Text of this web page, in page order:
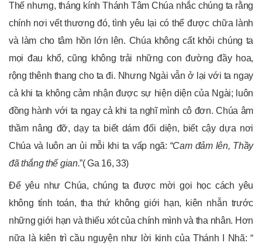
Thế nhưng, tháng kính Thánh Tâm Chúa nhắc chúng ta rằng
chính nơi vết thương đó, tình yêu lại có thể được chữa lành
và làm cho tâm hồn lớn lên. Chúa không cất khỏi chúng ta
mọi đau khổ, cũng không trải những con đường đầy hoa,
rộng thênh thang cho ta đi. Nhưng Ngài vẫn ở lại với ta ngay
cả khi ta không cảm nhận được sự hiện diện của Ngài; luôn
đồng hành với ta ngay cả khi ta nghĩ mình cô đơn. Chúa âm
thầm nâng đỡ, dạy ta biết dám đối diện, biết cậy dựa nơi
Chúa và luôn an ủi mỗi khi ta vấp ngã: “Cam đảm lên, Thầy
đã thắng thế gian.”( Ga 16, 33)
Để yêu như Chúa, chúng ta được mời gọi học cách yêu
không tính toán, tha thứ không giới hạn, kiên nhẫn trước
những giới hạn và thiếu xót của chính mình và tha nhân. Hơn
nữa là kiên trì cầu nguyện như lời kinh của Thánh I Nhã: “